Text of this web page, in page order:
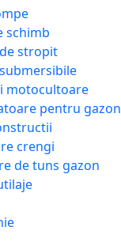
schimb
stropit
motocultoare
pentru gazon
crengi
de tuns gazon